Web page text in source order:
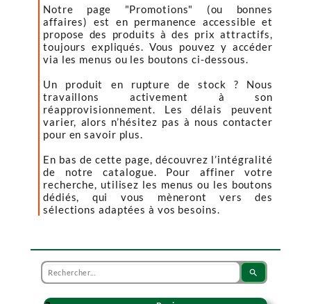
Notre page "Promotions" (ou bonnes
affaires) est en permanence accessible et
propose des produits à des prix attractifs,
toujours expliqués. Vous pouvez y accéder
via les menus ou les boutons ci-dessous.
Un produit en rupture de stock ? Nous
travaillons activement à son
réapprovisionnement. Les délais peuvent
varier, alors n’hésitez pas à nous contacter
pour en savoir plus.
En bas de cette page, découvrez l’intégralité
de notre catalogue. Pour affiner votre
recherche, utilisez les menus ou les boutons
dédiés, qui vous mèneront vers des
sélections adaptées à vos besoins.
search